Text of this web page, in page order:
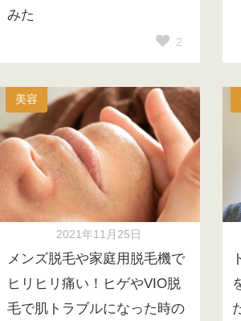
みた
2
美容
2021年11月25日
メンズ脱毛や家庭用脱毛機で
ヒリヒリ痛い！ヒゲやVIO脱
毛で肌トラブルになった時の